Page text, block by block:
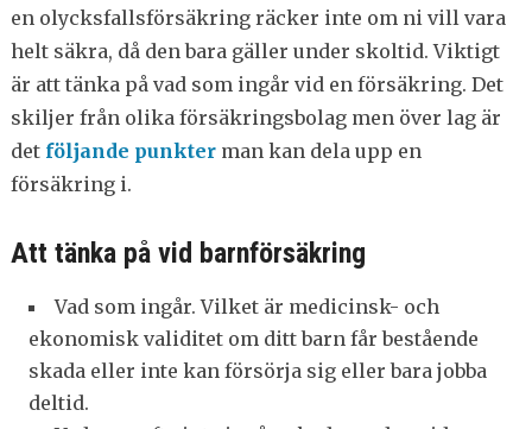
en olycksfallsförsäkring räcker inte om ni vill vara
helt säkra, då den bara gäller under skoltid. Viktigt
är att tänka på vad som ingår vid en försäkring. Det
skiljer från olika försäkringsbolag men över lag är
detföljande punkterman kan dela upp en
försäkring i.
Att tänka på vid barnförsäkring
Vad som ingår. Vilket är medicinsk- och
ekonomisk validitet om ditt barn får bestående
skada eller inte kan försörja sig eller bara jobba
deltid.